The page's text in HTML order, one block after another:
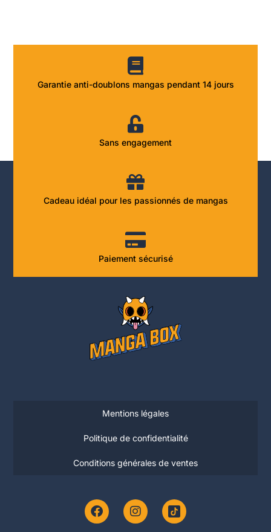
Garantie anti-doublons mangas pendant 14 jours
Sans engagement
Cadeau idéal pour les passionnés de mangas
Paiement sécurisé
Mentions légales
Politique de confidentialité
Conditions générales de ventes